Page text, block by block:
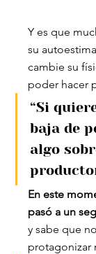
Y es que
su
cambie su
poder hacer
“Si
baja de
algo
En este
pasó a un
y sabe que
protagonizar